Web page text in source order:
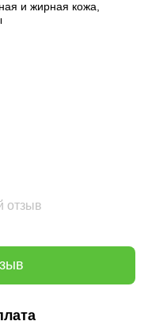
и жирная кожа,
отзыв